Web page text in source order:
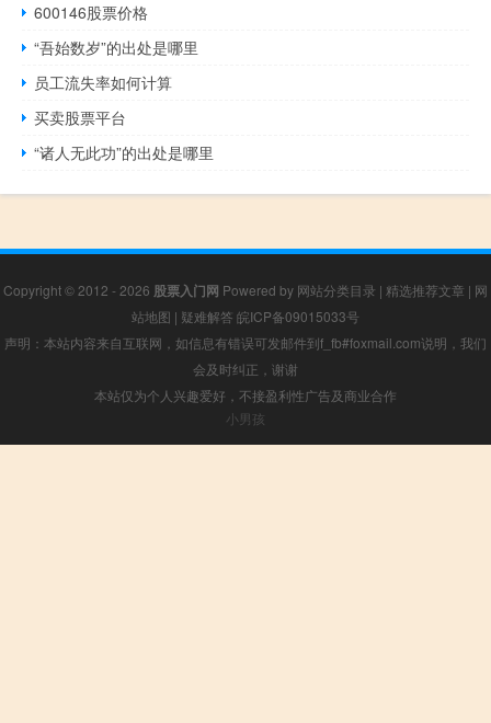
600146股票价格
“吾始数岁”的出处是哪里
员工流失率如何计算
买卖股票平台
“诸人无此功”的出处是哪里
Copyright © 2012 - 2026 股票入门网 Powered by 网站分类目录 | 精选推荐文章 | 网
站地图 | 疑难解答 皖ICP备09015033号
声明：本站内容来自互联网，如信息有错误可发邮件到f_fb#foxmail.com说明，我们
会及时纠正，谢谢
本站仅为个人兴趣爱好，不接盈利性广告及商业合作
小男孩